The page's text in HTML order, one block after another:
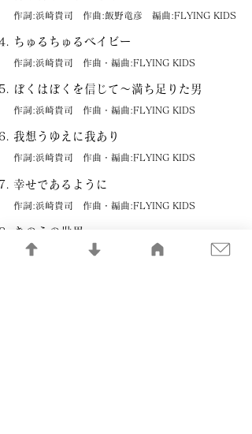
作詞:浜崎貴司 作曲:飯野竜彦 編曲:FLYING KIDS
ちゅるちゅるベイビー
作詞:浜崎貴司 作曲・編曲:FLYING KIDS
ぼくはぼくを信じて～満ち足りた男
作詞:浜崎貴司 作曲・編曲:FLYING KIDS
我想うゆえに我あり
作詞:浜崎貴司 作曲・編曲:FLYING KIDS
幸せであるように
作詞:浜崎貴司 作曲・編曲:FLYING KIDS
きのうの世界
作詞:浜崎貴司 作曲:加藤英彦 編曲:FLYING KIDS